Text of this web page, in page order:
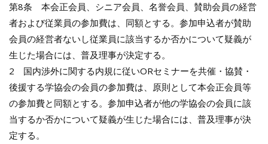
第8条 本会正会員、シニア会員、名誉会員、賛助会員の経営
者および従業員の参加費は、同額とする。参加申込者が賛助
会員の経営者ないし従業員に該当するか否かについて疑義が
生じた場合には、普及理事が決定する。
2 国内渉外に関する内規に従いORセミナーを共催・協賛・
後援する学協会の会員の参加費は、原則として本会正会員等
の参加費と同額とする。参加申込者が他の学協会の会員に該
当するか否かについて疑義が生じた場合には、普及理事が決
定する。